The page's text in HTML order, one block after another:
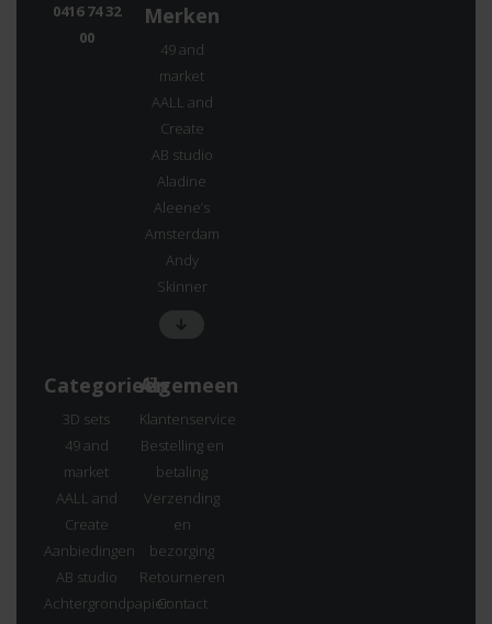
0416 74 32
00
Merken
49 and
market
AALL and
Create
AB studio
Aladine
Aleene’s
Amsterdam
Andy
Skinner
Categorieën
3D sets
49 and
market
AALL and
Create
Aanbiedingen
AB studio
Achtergrondpapier
Algemeen
Klantenservice
Bestelling en
betaling
Verzending
en
bezorging
Retourneren
Contact